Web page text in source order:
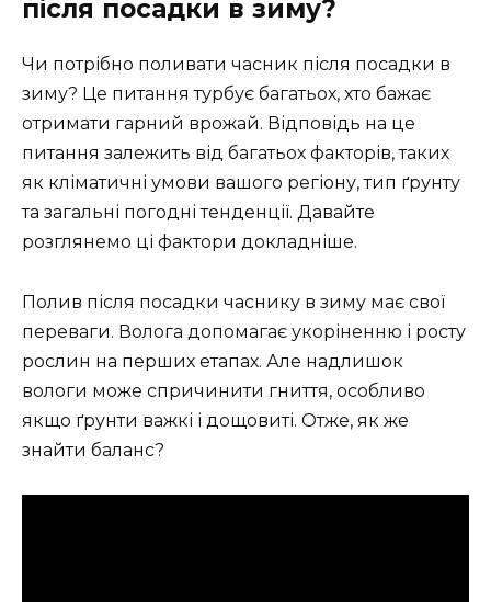
після посадки в зиму?
Чи потрібно поливати часник після посадки в
зиму? Це питання турбує багатьох, хто бажає
отримати гарний врожай. Відповідь на це
питання залежить від багатьох факторів, таких
як кліматичні умови вашого регіону, тип ґрунту
та загальні погодні тенденції. Давайте
розглянемо ці фактори докладніше.
Полив після посадки часнику в зиму має свої
переваги. Волога допомагає укоріненню і росту
рослин на перших етапах. Але надлишок
вологи може спричинити гниття, особливо
якщо ґрунти важкі і дощовиті. Отже, як же
знайти баланс?